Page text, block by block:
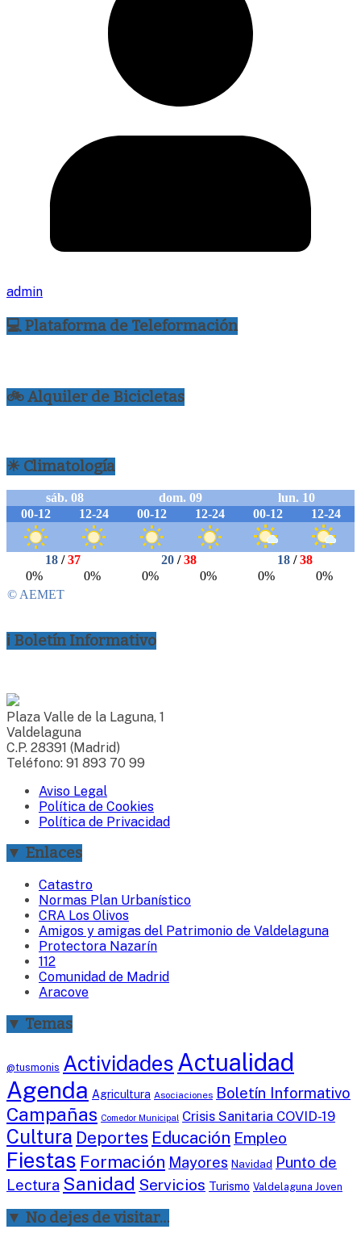
admin
💻 Plataforma de Teleformación
🚲 Alquiler de Bicicletas
☀ Climatología
ℹ Boletín Informativo
Plaza Valle de la Laguna, 1
Valdelaguna
C.P. 28391 (Madrid)
Teléfono: 91 893 70 99
Aviso Legal
Política de Cookies
Política de Privacidad
▼ Enlaces
Catastro
Normas Plan Urbanístico
CRA Los Olivos
Amigos y amigas del Patrimonio de Valdelaguna
Protectora Nazarín
112
Comunidad de Madrid
Aracove
▼ Temas
@tusmonis ActividadesActualidad
Agenda Agricultura Asociaciones Boletín Informativo
Campañas Comedor Municipal Crisis Sanitaria COVID-19
Cultura Deportes Educación Empleo
Fiestas Formación Mayores Navidad Punto de
Lectura Sanidad Servicios Turismo Valdelaguna Joven
▼ No dejes de visitar…